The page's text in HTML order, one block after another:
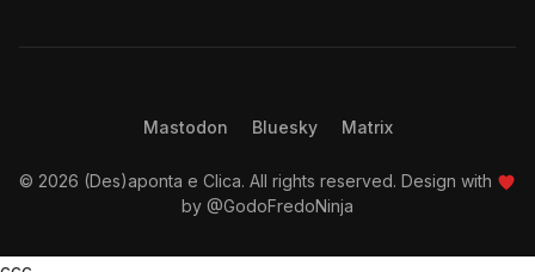
Mastodon Bluesky Matrix
© 2026 (Des)aponta e Clica. All rights reserved. Design with
by @GodoFredoNinja